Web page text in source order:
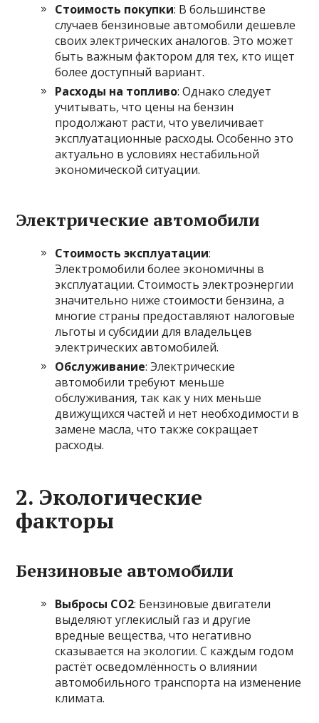
Стоимость покупки: В большинстве
случаев бензиновые автомобили дешевле
своих электрических аналогов. Это может
быть важным фактором для тех, кто ищет
более доступный вариант.
Расходы на топливо: Однако следует
учитывать, что цены на бензин
продолжают расти, что увеличивает
эксплуатационные расходы. Особенно это
актуально в условиях нестабильной
экономической ситуации.
Электрические автомобили
Стоимость эксплуатации:
Электромобили более экономичны в
эксплуатации. Стоимость электроэнергии
значительно ниже стоимости бензина, а
многие страны предоставляют налоговые
льготы и субсидии для владельцев
электрических автомобилей.
Обслуживание: Электрические
автомобили требуют меньше
обслуживания, так как у них меньше
движущихся частей и нет необходимости в
замене масла, что также сокращает
расходы.
2. Экологические
факторы
Бензиновые автомобили
Выбросы CO2: Бензиновые двигатели
выделяют углекислый газ и другие
вредные вещества, что негативно
сказывается на экологии. С каждым годом
растёт осведомлённость о влиянии
автомобильного транспорта на изменение
климата.